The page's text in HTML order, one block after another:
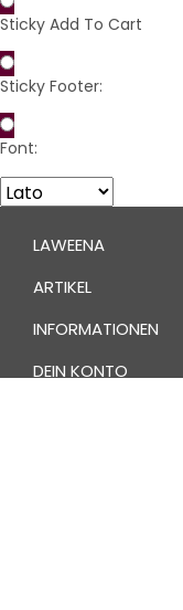
Sticky Add To Cart
Sticky Footer:
Font:
LAWEENA
ARTIKEL
INFORMATIONEN
DEIN KONTO